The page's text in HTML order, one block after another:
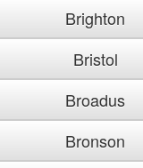
Brighton
Bristol
Broadus
Bronson